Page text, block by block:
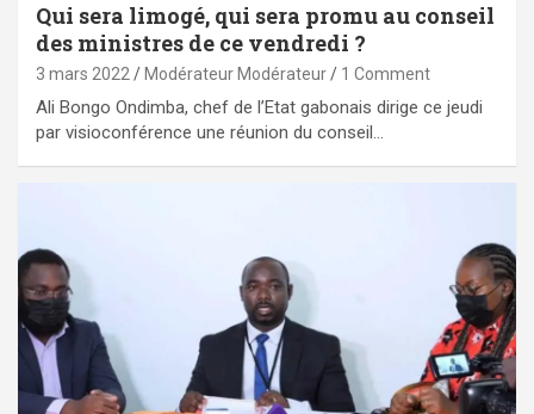
Qui sera limogé, qui sera promu au conseil
des ministres de ce vendredi ?
3 mars 2022 Modérateur Modérateur 1 Comment
Ali Bongo Ondimba, chef de l’Etat gabonais dirige ce jeudi
par visioconférence une réunion du conseil…